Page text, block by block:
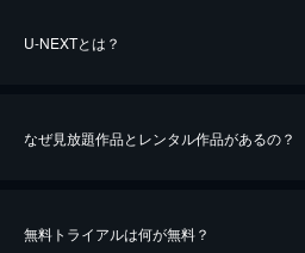
U-NEXTとは？
なぜ見放題作品とレンタル作品があるの？
無料トライアルは何が無料？